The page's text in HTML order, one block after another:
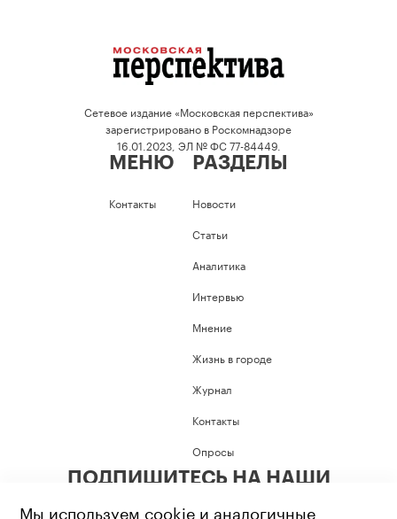
Сетевое издание «Московская перспектива»
зарегистрировано в Роскомнадзоре
16.01.2023, ЭЛ № ФС 77-84449.
МЕНЮ
Контакты
РАЗДЕЛЫ
Новости
Статьи
Аналитика
Интервью
Мнение
Жизнь в городе
Журнал
Контакты
Опросы
ПОДПИШИТЕСЬ НА НАШИ
Мы используем cookie и аналогичные